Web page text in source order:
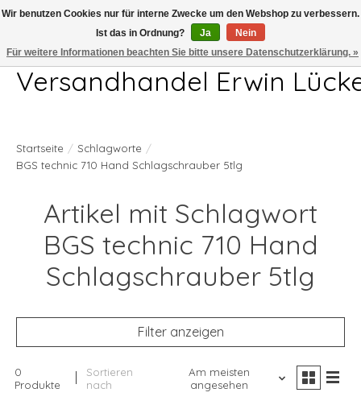
Telefon 04407 715872 MO-DO 7.00-17.00Uhr FR 7.00-13.00Uhr
Versandhandel Erwin
Startseite / Schlagworte /
BGS technic 710 Hand Schlagschrauber 5tlg
Artikel mit Schlagwort
BGS technic 710 Hand
Schlagschrauber 5tlg
Filter anzeigen
0
Produkte
Sortieren
nach
Am meisten
angesehen
Wir benutzen Cookies nur für interne Zwecke um den Webshop zu verbessern.
Ist das in Ordnung?
Ja
Nein
Für weitere Informationen beachten Sie bitte unsere Datenschutzerklärung. »